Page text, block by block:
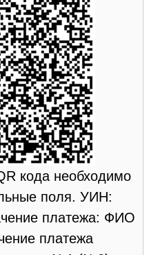
кода необходимо
поля. УИН:
платежа: ФИО
платежа